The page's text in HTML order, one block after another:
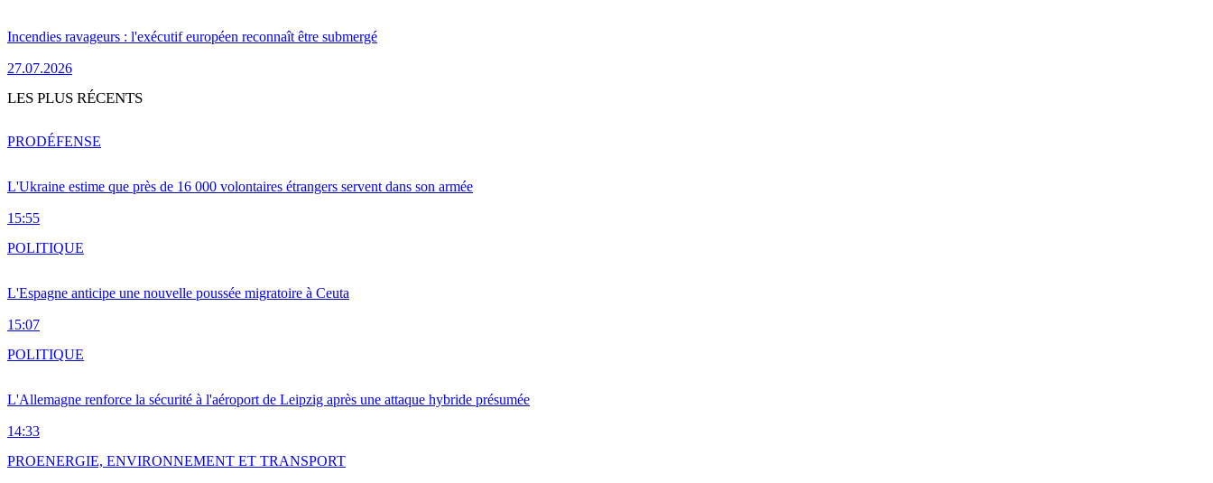
Incendies ravageurs : l'exécutif européen reconnaît être submergé
27.07.2026
LES PLUS RÉCENTS
L'Ukraine estime que près de 16 000 volontaires étrangers servent dans son armée
15:55
PRODÉFENSE
L'Espagne anticipe une nouvelle poussée migratoire à Ceuta
15:07
POLITIQUE
L'Allemagne renforce la sécurité à l'aéroport de Leipzig après une attaque hybride présumée
14:33
POLITIQUE
PROENERGIE, ENVIRONNEMENT ET TRANSPORT